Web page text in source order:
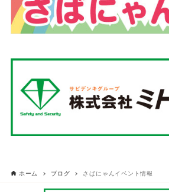
ホーム ブログ さばにゃんイベント情報